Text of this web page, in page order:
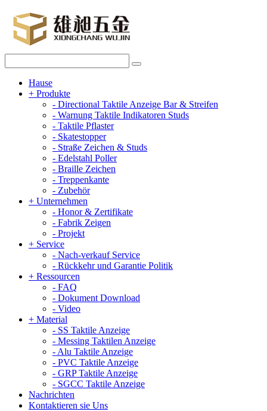
Hause
+ Produkte
- Directional Taktile Anzeige Bar & Streifen
- Warnung Taktile Indikatoren Studs
- Taktile Pflaster
- Skatestopper
- Straße Zeichen & Studs
- Edelstahl Poller
- Braille Zeichen
- Treppenkante
- Zubehör
+ Unternehmen
- Honor & Zertifikate
- Fabrik Zeigen
- Projekt
+ Service
- Nach-verkauf Service
- Rückkehr und Garantie Politik
+ Ressourcen
- FAQ
- Dokument Download
- Video
+ Material
- SS Taktile Anzeige
- Messing Taktilen Anzeige
- Alu Taktile Anzeige
- PVC Taktile Anzeige
- GRP Taktile Anzeige
- SGCC Taktile Anzeige
Nachrichten
Kontaktieren sie Uns